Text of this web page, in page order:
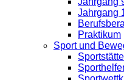
Jahrgang
Praktikum
Sport und